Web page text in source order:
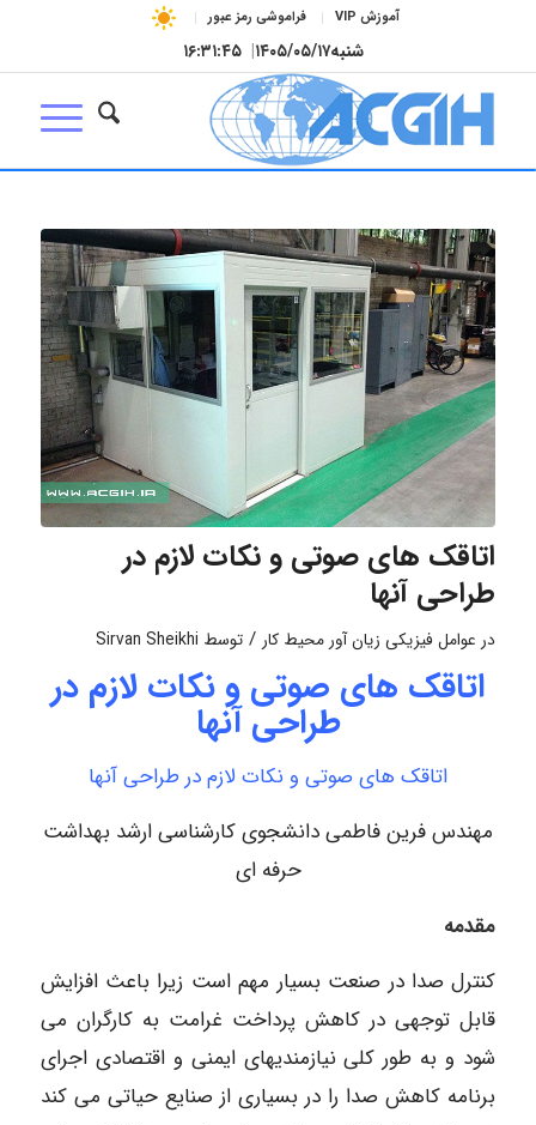
آموزش VIP فراموشی رمز عبور
شنبه۱۴۰۵/۰۵/۱۷| ۱۶:۳۱:۴۵
اتاقک های صوتی و نکات لازم در
طراحی آنها
در عوامل فیزیکی زیان آور محیط کار / توسط Sirvan Sheikhi
اتاقک های صوتی و نکات لازم در
طراحی آنها
اتاقک های صوتی و نکات لازم در طراحی آنها
مهندس فرین فاطمی دانشجوی کارشناسی ارشد بهداشت
حرفه ای
مقدمه
کنترل صدا در صنعت بسیار مهم است زیرا باعث افزایش
قابل توجهی در کاهش پرداخت غرامت به کارگران می
شود و به طور کلی نیازمندیهای ایمنی و اقتصادی اجرای
برنامه کاهش صدا را در بسیاری از صنایع حیاتی می کند